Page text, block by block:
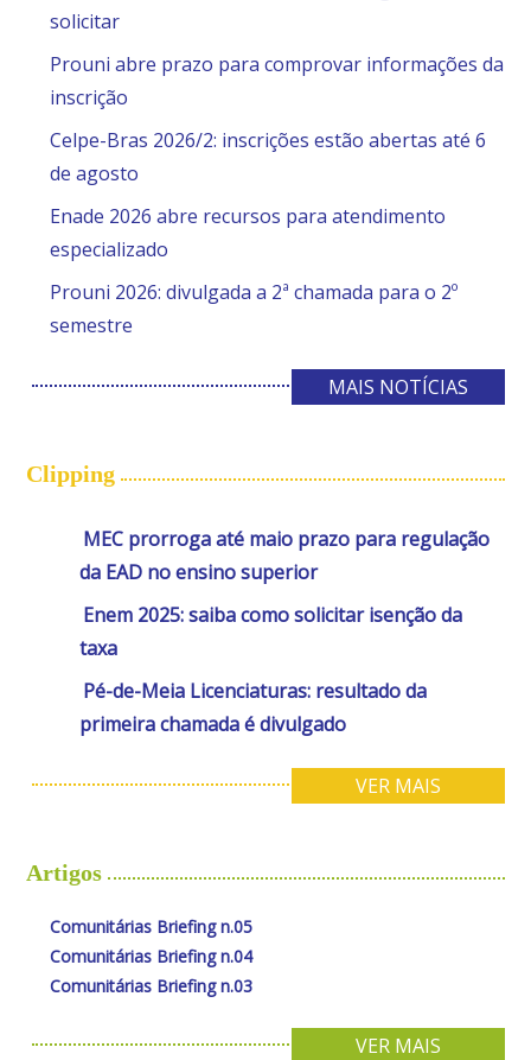
solicitar
Prouni abre prazo para comprovar informações da
inscrição
Celpe-Bras 2026/2: inscrições estão abertas até 6
de agosto
Enade 2026 abre recursos para atendimento
especializado
Prouni 2026: divulgada a 2ª chamada para o 2º
semestre
MAIS NOTÍCIAS
Clipping
MEC prorroga até maio prazo para regulação
da EAD no ensino superior
Enem 2025: saiba como solicitar isenção da
taxa
Pé-de-Meia Licenciaturas: resultado da
primeira chamada é divulgado
VER MAIS
Artigos
Comunitárias Briefing n.05
Comunitárias Briefing n.04
Comunitárias Briefing n.03
VER MAIS